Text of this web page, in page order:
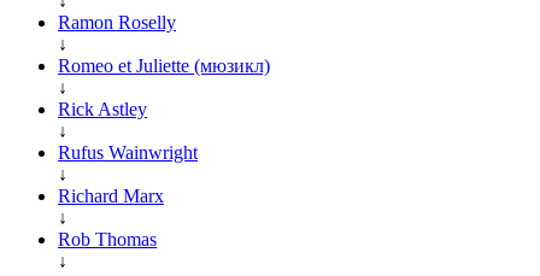
Ramon Roselly
↓
Romeo et Juliette (мюзикл)
↓
Rick Astley
↓
Rufus Wainwright
↓
Richard Marx
↓
Rob Thomas
↓